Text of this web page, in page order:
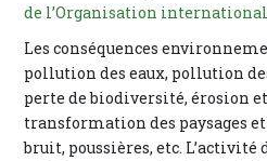
de l’Organisation
Les conséquences
pollution des eaux, pollution
perte de biodiversité, érosion
transformation des paysages
bruit, poussières, etc. L’activité